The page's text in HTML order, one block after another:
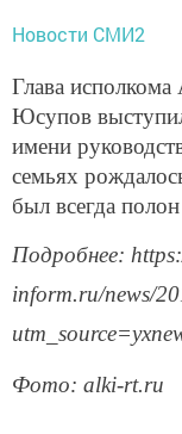
Новости СМИ2
Глава исполкома
Юсупов
имени
семьях
был всегда
Подробнее:
inform.ru/news/
Фото: alki-rt.ru